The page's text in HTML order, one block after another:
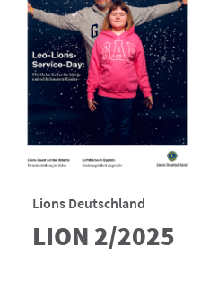
Lions Deutschland
LION 2/2025